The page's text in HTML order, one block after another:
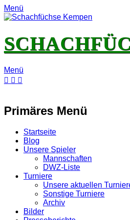
Menü
Menü
E-
FeedYouTube
Primäres Menü
Zum
Inhalt
springen
Startseite
Blog
Unsere Spieler
Mannschaften
DWZ-Liste
Turniere
Unsere aktuellen
Sonstige Turniere
Archiv
Bilder